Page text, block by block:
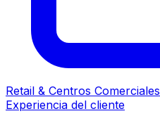
Retail & Centros Comerciales
Experiencia del cliente